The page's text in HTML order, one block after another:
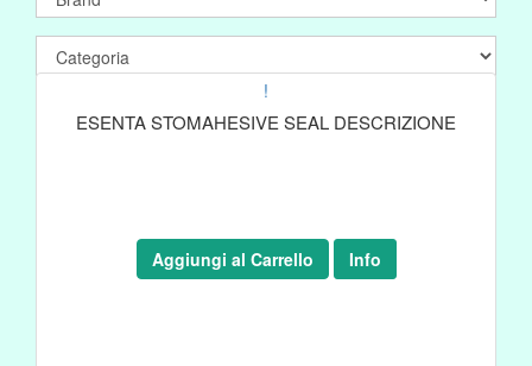
!
ESENTA STOMAHESIVE SEAL DESCRIZIONE
Aggiungi al Carrello Info